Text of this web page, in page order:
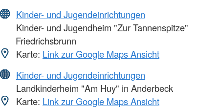
Kinder- und Jugendeinrichtungen
Kinder- und Jugendheim "Zur Tannenspitze"
Friedrichsbrunn
Karte: Link zur Google Maps Ansicht
Kinder- und Jugendeinrichtungen
Landkinderheim "Am Huy" in Anderbeck
Karte: Link zur Google Maps Ansicht